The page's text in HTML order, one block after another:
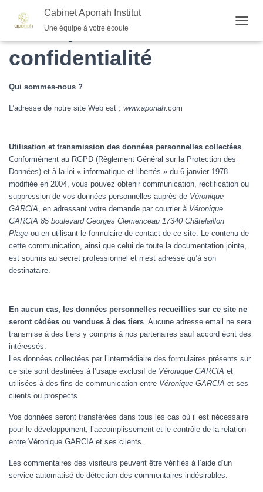
Cabinet Aponah Institut
Une équipe à votre écoute
U
A
I
Politique de
confidentialité
Qui sommes-nous ?
L’adresse de notre site Web est : www.aponah.com
Utilisation et transmission des données personnelles collectées
Conformément au RGPD (Règlement Général sur la Protection des
Données) et à la loi « informatique et libertés » du 6 janvier 1978
modifiée en 2004, vous pouvez obtenir communication, rectification ou
suppression de vos données personnelles auprès de Véronique
GARCIA, en adressant votre demande par courrier à Véronique
GARCIA 85 boulevard Georges Clemenceau 17340 Châtelaillon
Plage ou en utilisant le formulaire de contact de ce site. Le contenu de
cette communication, ainsi que celui de toute la documentation jointe,
est soumis au secret professionnel et n’est adressé qu’à son
destinataire.
En aucun cas, les données personnelles recueillies sur ce site ne
seront cédées ou vendues à des tiers. Aucune adresse email ne sera
transmise à des tiers y compris à nos partenaires sauf accord écrit des
intéressés.
Les données collectées par l’intermédiaire des formulaires présents sur
ce site sont destinées à l’usage exclusif de Véronique GARCIA et
utilisées à des fins de communication entre Véronique GARCIA et ses
clients ou prospects.
Vos données seront transférées dans tous les cas où il est nécessaire
pour le développement, l’accomplissement et le contrôle de la relation
entre Véronique GARCIA et ses clients.
Les commentaires des visiteurs peuvent être vérifiés à l’aide d’un
service automatisé de détection des commentaires indésirables.